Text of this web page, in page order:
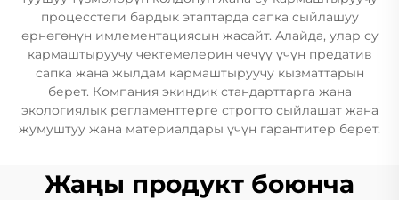
процесстеги бардык этаптарда сапка сыйлашуу
өрнөгөнүн имлементациясын жасайт. Алайда, улар су
кармаштыруучу чектемелерин чечүү үчүн предатив
сапка жана жылдам кармаштыруучу кызматтарын
берет. Компания экиндик стандарттарга жана
экологиялык регламенттерге строгто сыйлашат жана
жумуштуу жана материалдары үчүн гарантитер берет.
Жаңы продукт боюнча